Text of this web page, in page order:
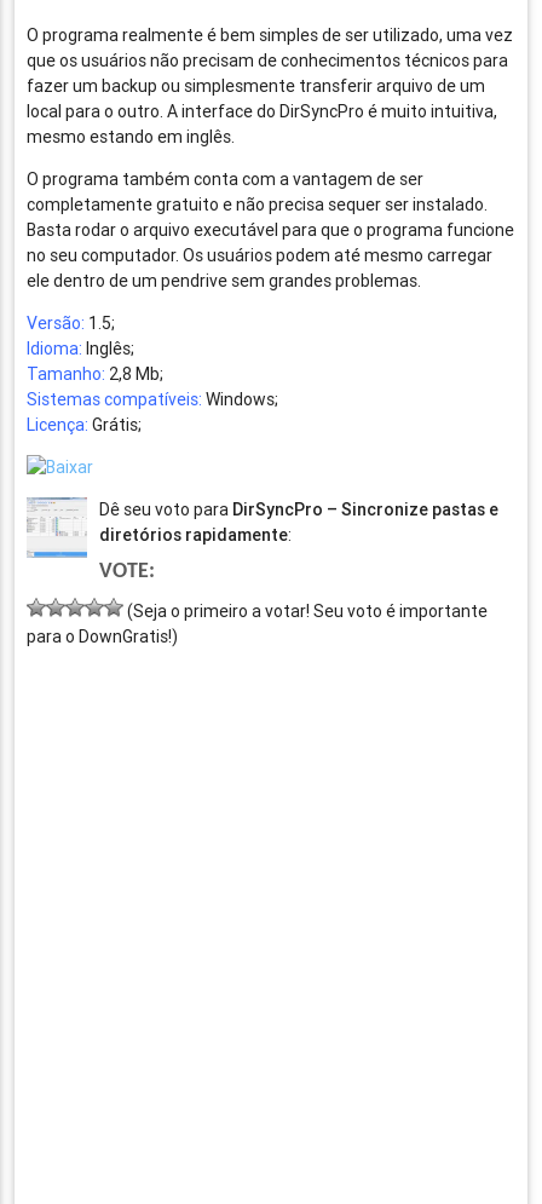
O programa realmente é bem simples de ser utilizado, uma vez
que os usuários não precisam de conhecimentos técnicos para
fazer um backup ou simplesmente transferir arquivo de um
local para o outro. A interface do DirSyncPro é muito intuitiva,
mesmo estando em inglês.
O programa também conta com a vantagem de ser
completamente gratuito e não precisa sequer ser instalado.
Basta rodar o arquivo executável para que o programa funcione
no seu computador. Os usuários podem até mesmo carregar
ele dentro de um pendrive sem grandes problemas.
Versão: 1.5;
Idioma: Inglês;
Tamanho: 2,8 Mb;
Sistemas compatíveis: Windows;
Licença: Grátis;
Dê seu voto para DirSyncPro – Sincronize pastas e
diretórios rapidamente:
VOTE:
(Seja o primeiro a votar! Seu voto é importante
para o DownGratis!)